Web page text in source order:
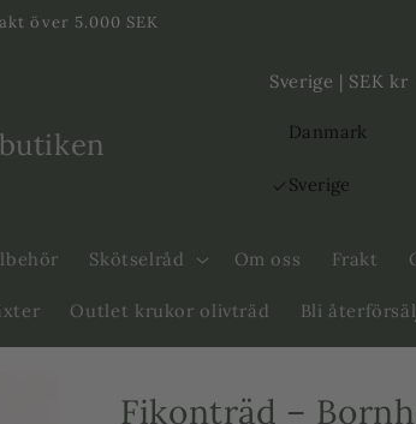
över 5.000 SEK
Skötselråd Om oss Frakt
Outlet krukor olivträd Bli
L
R
e
o
Sverige | SEK kr
Danmark
Sverige
Fikonträd –